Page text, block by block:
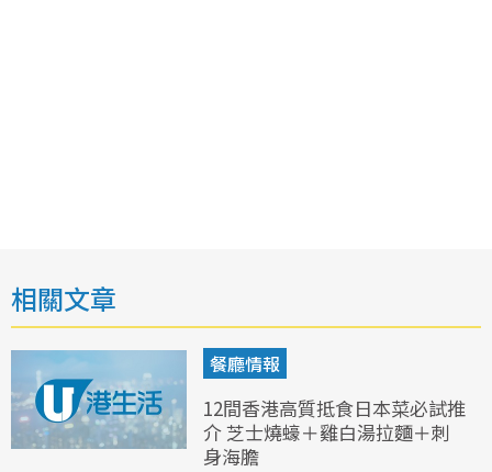
相關文章
餐廳情報
12間香港高質抵食日本菜必試推
介 芝士燒蠔＋雞白湯拉麵＋刺
身海膽